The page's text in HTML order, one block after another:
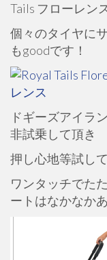
Tails フローレン
個々のタイヤに
もgoodです！
ドギーズアイラ
非試乗して頂き
押し心地等試し
ワンタッチでた
ートはなかなか